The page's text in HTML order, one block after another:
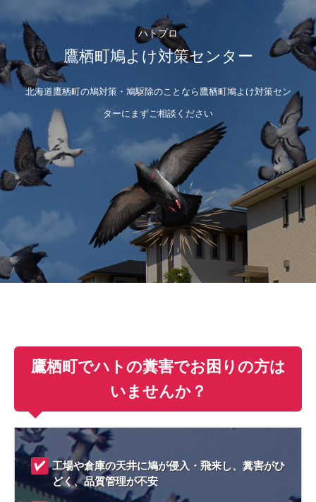
ハトプロ
鷹栖町鳩よけ対策センター
北海道鷹栖町の鳩対策・鳩駆除のことなら鷹栖町鳩よけ対策セン
ターにまずご相談ください
鷹栖町でハトの糞害でお困りの方は
いませんか？
工場や倉庫の天井に鳩が侵入・飛来し、糞害がひ
どく、品質管理が不安